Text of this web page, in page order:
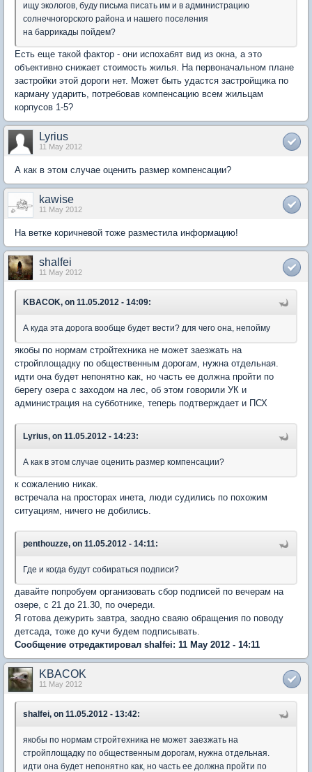
ищу экологов, буду письма писать им и в администрацию
солнечногорского района и нашего поселения
на баррикады пойдем?
Есть еще такой фактор - они испохабят вид из окна, а это
объективно снижает стоимость жилья. На первоначальном плане
застройки этой дороги нет. Может быть удастся застройщика по
карману ударить, потребовав компенсацию всем жильцам
корпусов 1-5?
Lyrius
11 May 2012
А как в этом случае оценить размер компенсации?
kawise
11 May 2012
На ветке коричневой тоже разместила информацию!
shalfei
11 May 2012
KBACOK, on 11.05.2012 - 14:09:
А куда эта дорога вообще будет вести? для чего она, непойму
якобы по нормам стройтехника не может заезжать на
стройплощадку по общественным дорогам, нужна отдельная.
идти она будет непонятно как, но часть ее должна пройти по
берегу озера с заходом на лес, об этом говорили УК и
администрация на субботнике, теперь подтверждает и ПСХ
Lyrius, on 11.05.2012 - 14:23:
А как в этом случае оценить размер компенсации?
к сожалению никак.
встречала на просторах инета, люди судились по похожим
ситуациям, ничего не добились.
penthouzze, on 11.05.2012 - 14:11:
Где и когда будут собираться подписи?
давайте попробуем организовать сбор подписей по вечерам на
озере, с 21 до 21.30, по очереди.
Я готова дежурить завтра, заодно сваяю обращения по поводу
детсада, тоже до кучи будем подписывать.
Сообщение отредактировал shalfei: 11 May 2012 - 14:11
KBACOK
11 May 2012
shalfei, on 11.05.2012 - 13:42:
якобы по нормам стройтехника не может заезжать на
стройплощадку по общественным дорогам, нужна отдельная.
идти она будет непонятно как, но часть ее должна пройти по